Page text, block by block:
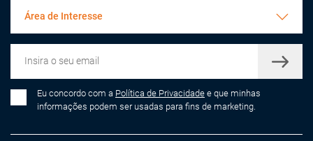
Área de Interesse
Eu concordo com a Política de Privacidade e que minhas
informações podem ser usadas para fins de marketing.